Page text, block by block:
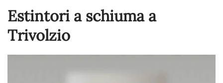
Estintori a schiuma a
Trivolzio